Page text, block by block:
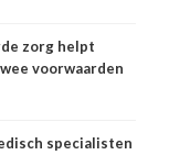
zorg helpt
voorwaarden
specialisten